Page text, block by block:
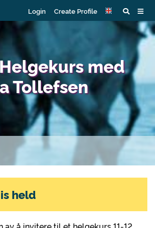
Login Create Profile
med
Tollefsen
held